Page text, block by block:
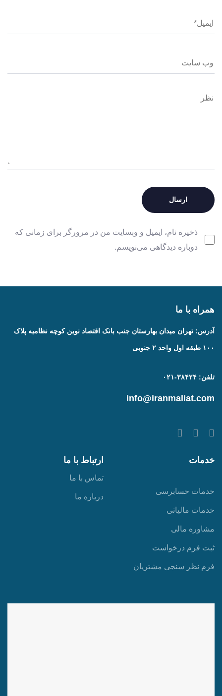
ذخیره نام، ایمیل و وبسایت من در مرورگر برای زمانی که
دوباره دیدگاهی می‌نویسم.
همراه با ما
آدرس: تهران میدان بهارستان جنب بانک اقتصاد نوین کوچه نظامیه پلاک
۱۰۰ طبقه اول واحد ۲ جنوبی
تلفن: ۳۸۴۲۴-۰۲۱
info@iranmaliat.com
خدمات
خدمات حسابرسی
خدمات مالیاتی
مشاوره مالی
ثبت فرم درخواست
فرم نظر سنجی مشتریان
ارتباط با ما
تماس با ما
درباره ما